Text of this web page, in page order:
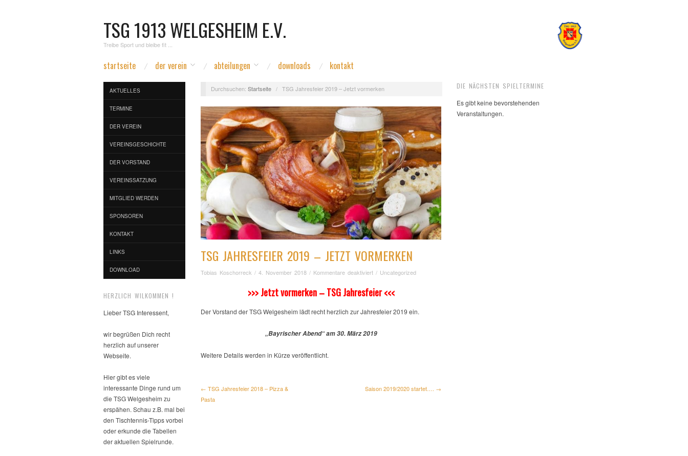
TSG 1913 WELGESHEIM E.V.
Treibe Sport und bleibe fit ...
startseite der verein abteilungen downloads kontakt
AKTUELLES
TERMINE
DER VEREIN
VEREINSGESCHICHTE
DER VORSTAND
VEREINSSATZUNG
MITGLIED WERDEN
SPONSOREN
KONTAKT
LINKS
DOWNLOAD
HERZLICH WILKOMMEN !
Lieber TSG Interessent,
wir begrüßen Dich recht
herzlich auf unserer
Webseite.
Hier gibt es viele
interessante Dinge rund um
die TSG Welgesheim zu
erspähen. Schau z.B. mal bei
den Tischtennis-Tipps vorbei
oder erkunde die Tabellen
der aktuellen Spielrunde.
Durchsuchen: Startseite / TSG Jahresfeier 2019 – Jetzt vormerken
TSG JAHRESFEIER 2019 – JETZT VORMERKEN
Tobias Koschorreck / 4. November 2018 / Kommentare deaktiviertfür
Jahresfeier
–
vormerken
/ Uncategorized
>>> Jetzt vormerken – TSG Jahresfeier <<<
Der Vorstand der TSG Welgesheim lädt recht herzlich zur Jahresfeier 2019 ein.
„Bayrischer Abend“ am 30. März 2019
Weitere Details werden in Kürze veröffentlicht.
← TSG Jahresfeier 2018 – Pizza &
Pasta
Saison 2019/2020 startet…. →
DIE NÄCHSTEN SPIELTERMINE
Es gibt keine bevorstehenden
Veranstaltungen.